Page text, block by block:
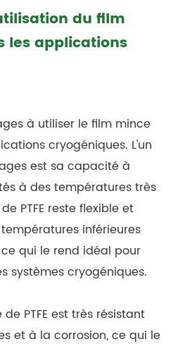
du film
les applications
à utiliser le film mince
cryogéniques. L'un
est sa capacité à
à des températures très
PTFE reste flexible et
inférieures
qui le rend idéal pour
systèmes cryogéniques.
PTFE est très résistant
et à la corrosion, ce qui le